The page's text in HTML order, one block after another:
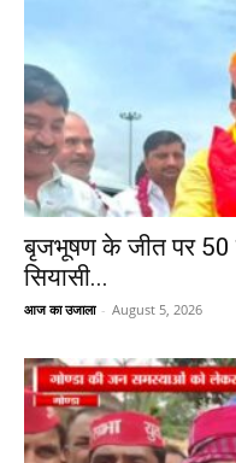
बृजभूषण के जीत पर 50
सियासी...
आज का उजाला - August 5, 2026